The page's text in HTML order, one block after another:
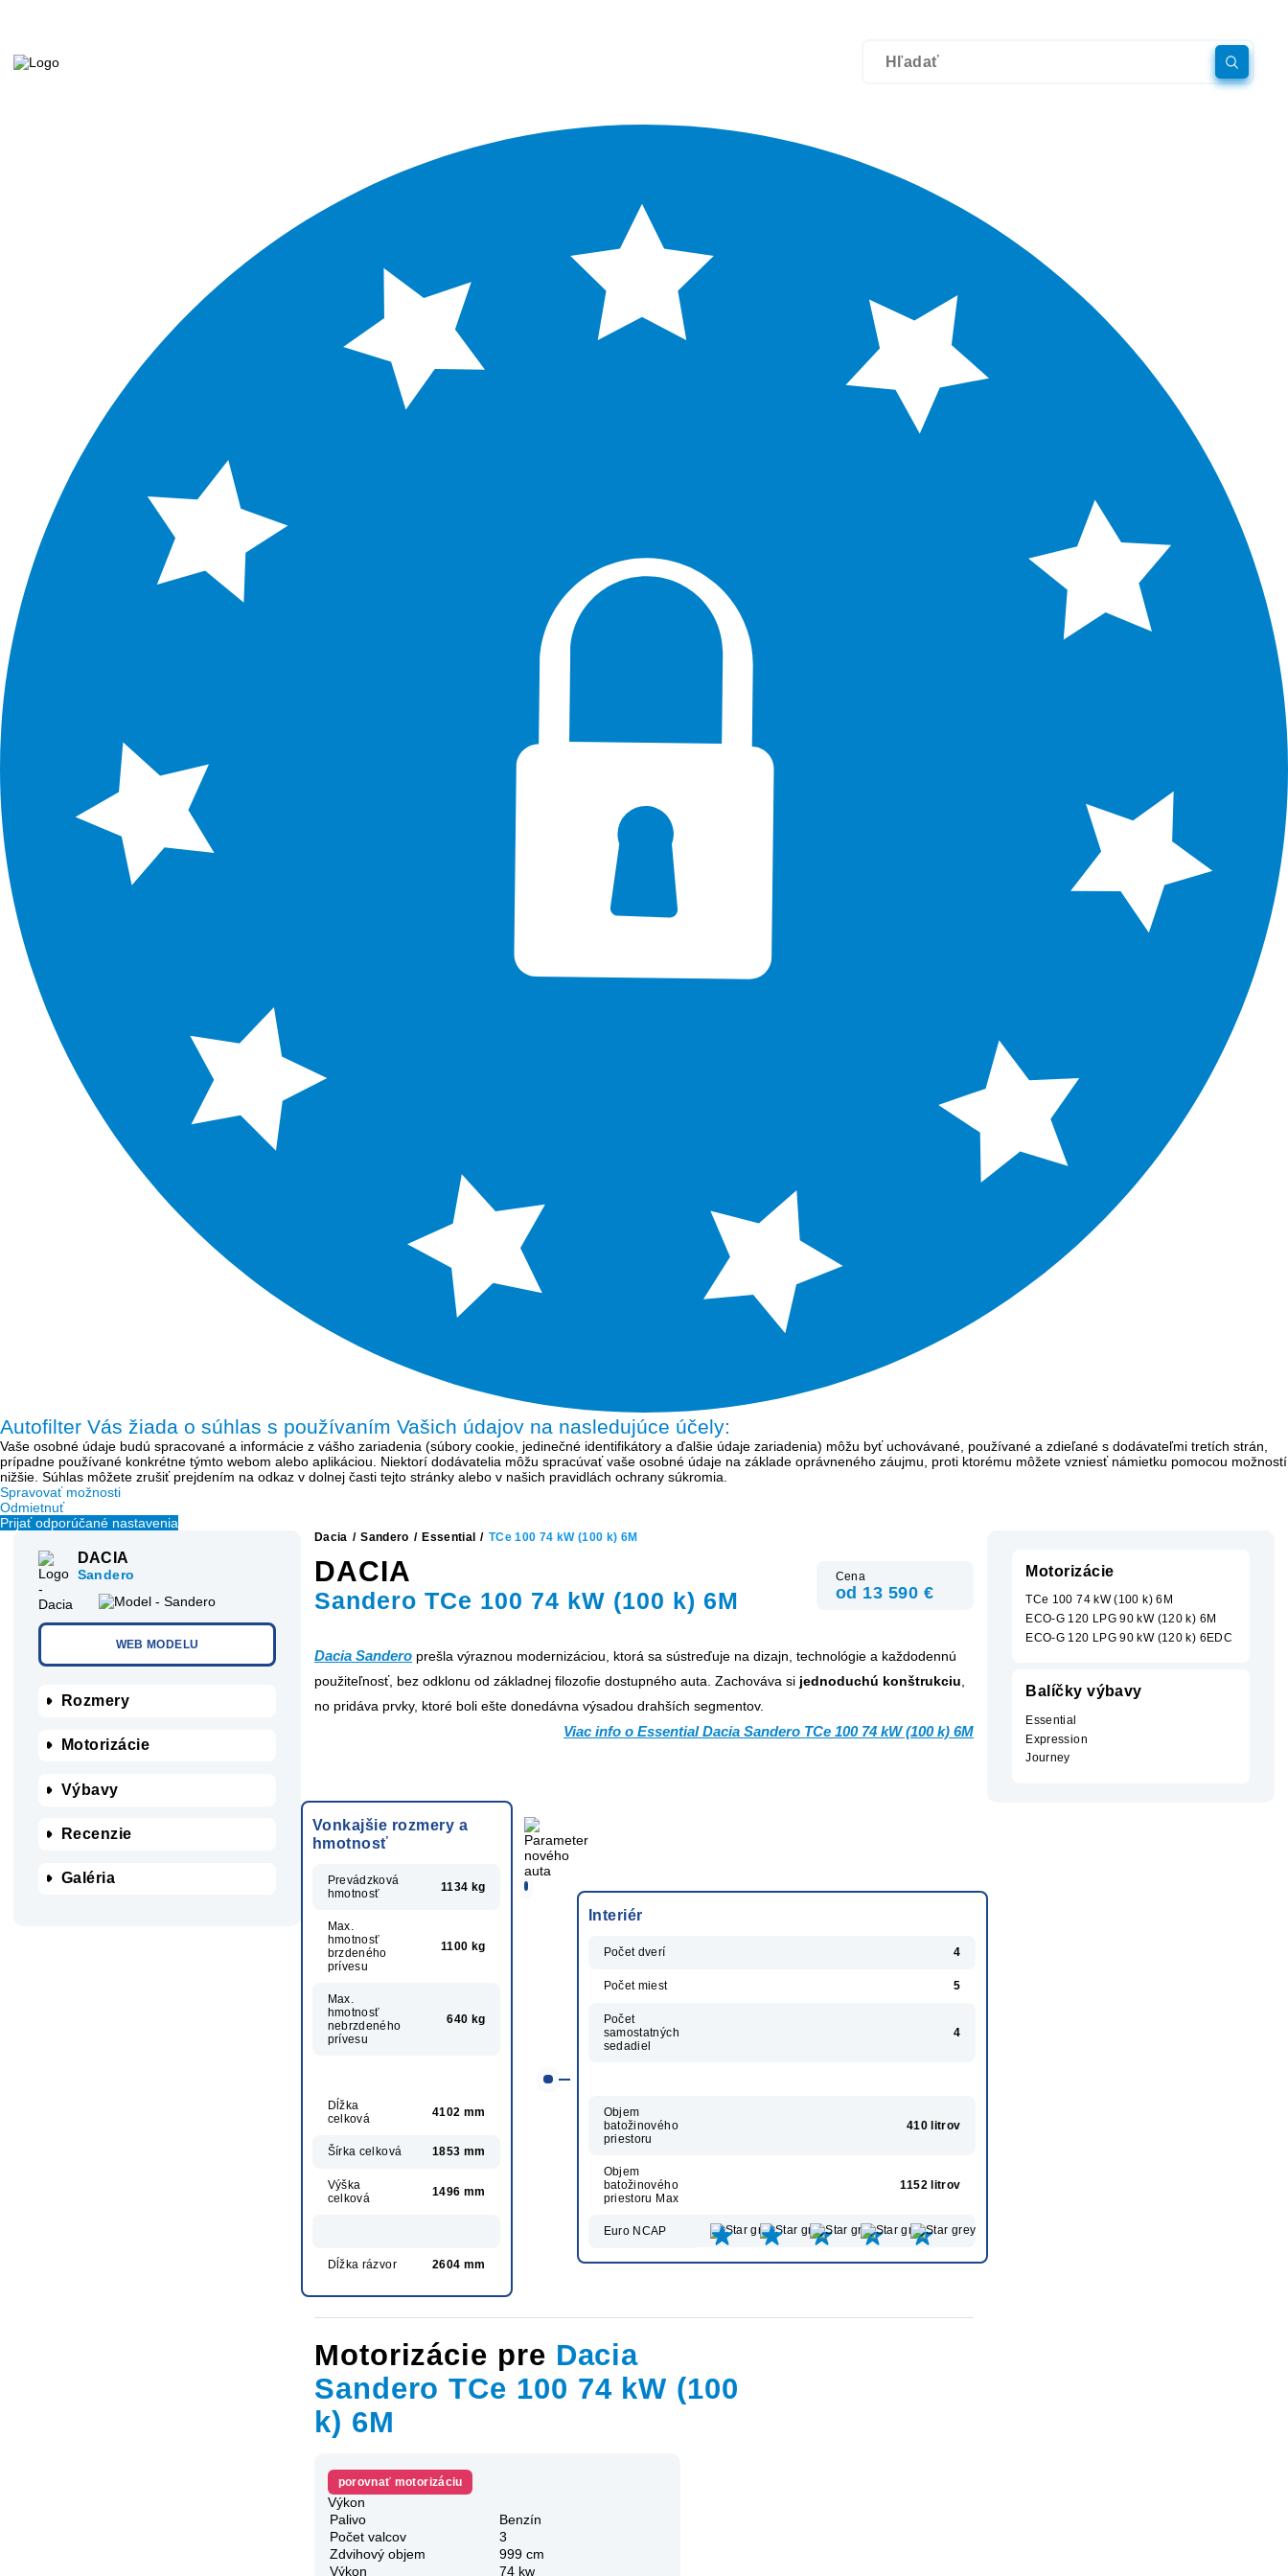
Autofilter Vás žiada o súhlas s používaním Vašich údajov na nasledujúce účely:
Vaše osobné údaje budú spracované a informácie z vášho zariadenia (súbory cookie, jedinečné identifikátory a ďalšie údaje zariadenia) môžu byť uchovávané, používané a zdieľané s dodávateľmi tretích strán,
prípadne používané konkrétne týmto webom alebo aplikáciou. Niektorí dodávatelia môžu spracúvať vaše osobné údaje na základe oprávneného záujmu, proti ktorému môžete vzniesť námietku pomocou možností
nižšie. Súhlas môžete zrušiť prejdením na odkaz v dolnej časti tejto stránky alebo v našich pravidlách ochrany súkromia.
Spravovať možnosti
Odmietnuť
Prijať odporúčané nastavenia
DACIA
Sandero
WEB MODELU
Rozmery
Motorizácie
Výbavy
Recenzie
Galéria
Dacia / Sandero / Essential / TCe 100 74 kW (100 k) 6M
DACIA
Sandero TCe 100 74 kW (100 k) 6M
Cena
od 13 590 €
Dacia Sandero prešla výraznou modernizáciou, ktorá sa sústreďuje na dizajn, technológie a každodennú
použiteľnosť, bez odklonu od základnej filozofie dostupného auta. Zachováva si jednoduchú konštrukciu
no pridáva prvky, ktoré boli ešte donedávna výsadou drahších segmentov.
Viac info o Essential Dacia Sandero TCe 100 74 kW (100 k) 6M
Vonkajšie rozmery a
hmotnosť
Prevádzková
hmotnosť
1134 kg
Max.
hmotnosť
brzdeného
prívesu
1100 kg
Max.
hmotnosť
nebrzdeného
prívesu
640 kg
Dĺžka
celková
4102 mm
Šírka celková 1853 mm
Výška
celková
1496 mm
Dĺžka rázvor 2604 mm
Interiér
Počet dverí 4
Počet miest 5
Počet
samostatných
sedadiel
4
Objem
batožinového
priestoru
410 litrov
Objem
batožinového
priestoru Max
1152 litrov
Euro NCAP
Motorizácie pre Dacia
Sandero TCe 100 74 kW (100
k) 6M
porovnať motorizáciu
Výkon
Palivo
Benzín
Počet valcov
3
Zdvihový objem
999 cm
Výkon
74 kw
Motorizácie
TCe 100 74 kW (100 k) 6M
ECO-G 120 LPG 90 kW (120 k) 6M
ECO-G 120 LPG 90 kW (120 k) 6EDC
Balíčky výbavy
Essential
Expression
Journey